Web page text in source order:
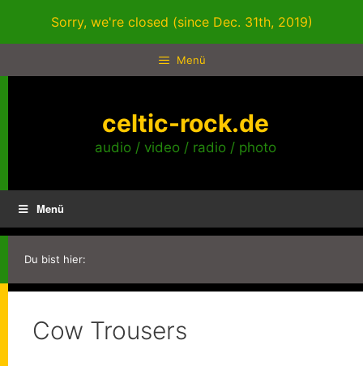
Sorry, we're closed (since Dec. 31th, 2019)
Menü
celtic-rock.de
audio / video / radio / photo
Menü
Du bist hier:
Cow Trousers